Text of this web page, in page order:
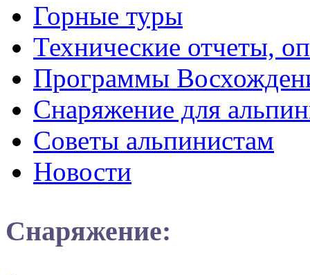
Горные туры
Технические отчеты,
Программы
Снаряжение для
Советы альпинистам
Новости
Снаряжение: